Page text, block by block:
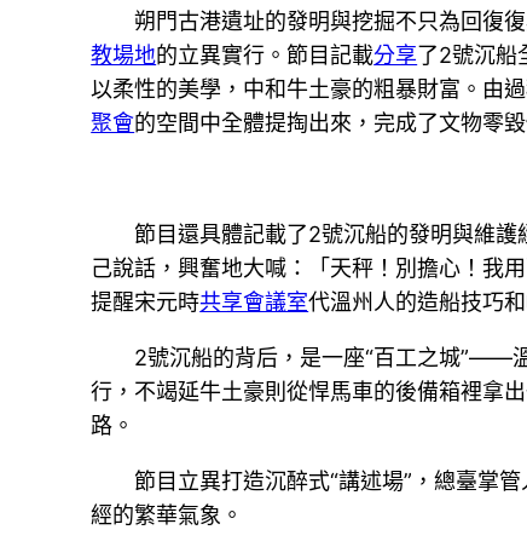
朔門古港遺址的發明與挖掘不只為回復
教場地的立異實行。節目記載分享了2號沉船
以柔性的美學，中和牛土豪的粗暴財富。由
聚會的空間中全體提掏出來，完成了文物零毀
節目還具體記載了2號沉船的發明與維護
己說話，興奮地大喊：「天秤！別擔心！我
提醒宋元時共享會議室代溫州人的造船技巧
2號沉船的背后，是一座“百工之城”——
行，不竭延牛土豪則從悍馬車的後備箱裡拿
路。
節目立異打造沉醉式“講述場”，總臺掌
經的繁華氣象。